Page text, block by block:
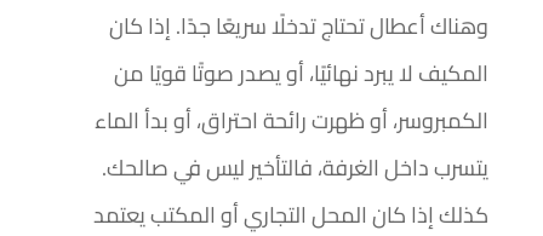
وهناك أعطال تحتاج تدخلًا سريعًا جدًا. إذا كان
المكيف لا يبرد نهائيًا، أو يصدر صوتًا قويًا من
الكمبروسر، أو ظهرت رائحة احتراق، أو بدأ الماء
يتسرب داخل الغرفة، فالتأخير ليس في صالحك.
كذلك إذا كان المحل التجاري أو المكتب يعتمد